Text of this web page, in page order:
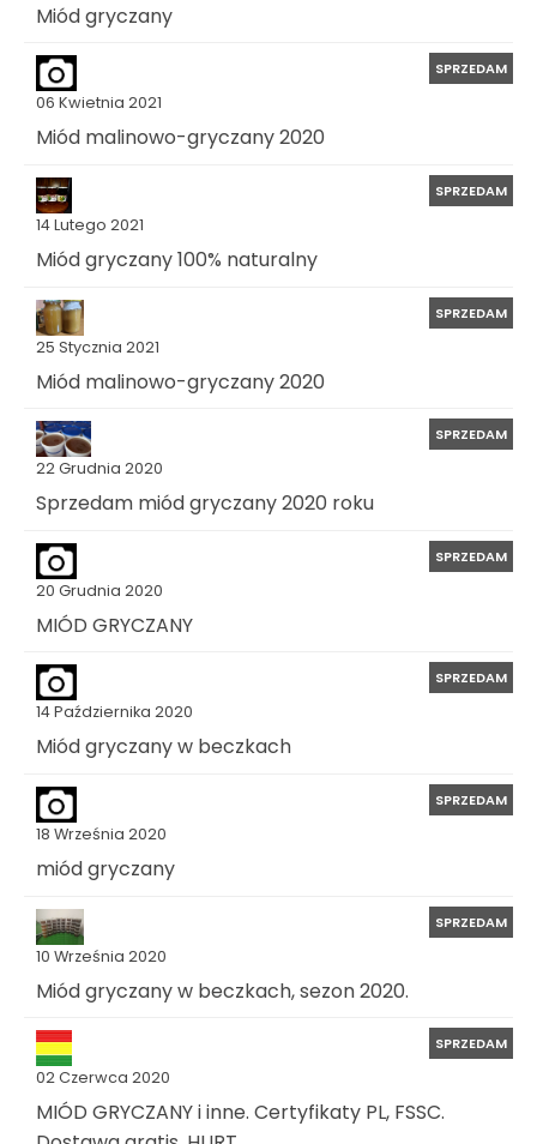
Miód gryczany
06 Kwietnia 2021
SPRZEDAM
Miód malinowo-gryczany 2020
14 Lutego 2021
SPRZEDAM
Miód gryczany 100% naturalny
25 Stycznia 2021
SPRZEDAM
Miód malinowo-gryczany 2020
22 Grudnia 2020
SPRZEDAM
Sprzedam miód gryczany 2020 roku
20 Grudnia 2020
SPRZEDAM
MIÓD GRYCZANY
14 Października 2020
SPRZEDAM
Miód gryczany w beczkach
18 Września 2020
SPRZEDAM
miód gryczany
10 Września 2020
SPRZEDAM
Miód gryczany w beczkach, sezon 2020.
02 Czerwca 2020
SPRZEDAM
MIÓD GRYCZANY i inne. Certyfikaty PL, FSSC.